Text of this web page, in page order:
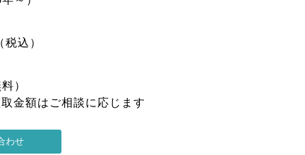
込）
）
金額はご相談に応じます